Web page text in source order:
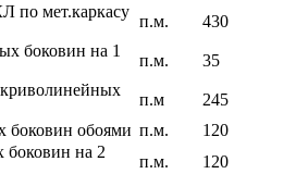
по мет.каркасу
п.м.
430
боковин на 1
п.м.
35
п.м
245
боковин обоями п.м.
120
боковин на 2
п.м.
120